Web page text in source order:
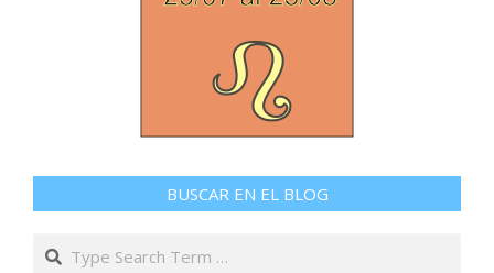
BUSCAR EN EL BLOG
Search